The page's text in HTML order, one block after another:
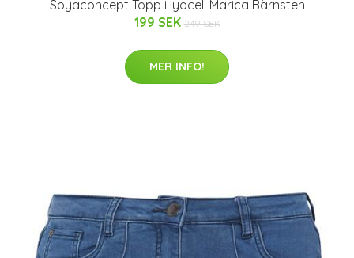
Soyaconcept Topp i lyocell Marica Bärnsten
199 SEK 249 SEK
MER INFO!